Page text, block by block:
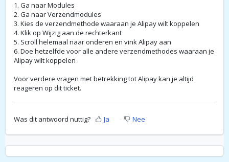
1. Ga naar Modules
2. Ga naar Verzendmodules
3. Kies de verzendmethode waaraan je Alipay wilt koppelen
4. Klik op Wijzig aan de rechterkant
5. Scroll helemaal naar onderen en vink Alipay aan
6. Doe hetzelfde voor alle andere verzendmethodes waaraan je
Alipay wilt koppelen
Voor verdere vragen met betrekking tot Alipay kan je altijd
reageren op dit ticket.
Was dit antwoord nuttig? Ja Nee